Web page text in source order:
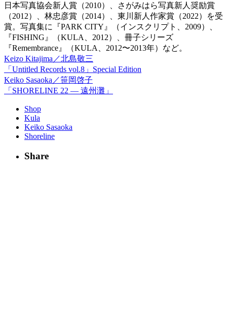
日本写真協会新人賞（2010）、さがみはら写真新人奨励賞
（2012）、林忠彦賞（2014）、東川新人作家賞（2022）を受
賞。写真集に『PARK CITY』（インスクリプト、2009）、
『FISHING』（KULA、2012）、冊子シリーズ
『Remembrance』（KULA、2012〜2013年）など。
Keizo Kitajima／北島敬三
「Untitled Records vol.8」Special Edition
Keiko Sasaoka／笹岡啓子
「SHORELINE 22 — 遠州灘」
Shop
Kula
Keiko Sasaoka
Shoreline
Share